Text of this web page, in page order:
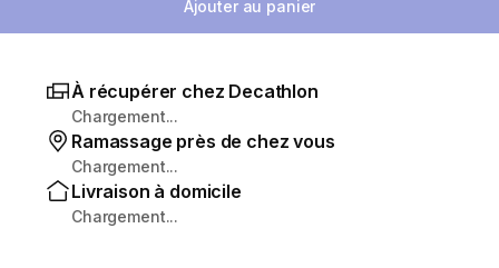
Ajouter au panier
À récupérer chez Decathlon
Chargement...
Ramassage près de chez vous
Chargement...
Livraison à domicile
Chargement...